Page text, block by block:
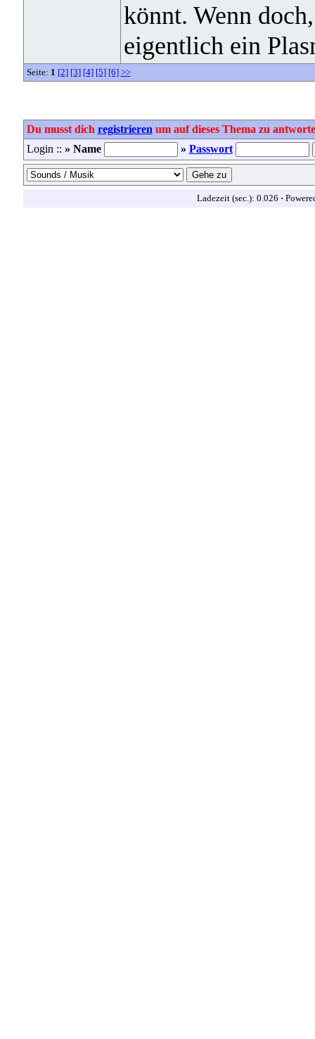
könnt. Wenn
eigentlich ein
Seite: 1 [2] [3] [4] [5] [6] >>
Du musst dich registrieren um auf dieses Thema zu
Login :: » Name » Passwort
Ladezeit (sec.): 0.026 ·